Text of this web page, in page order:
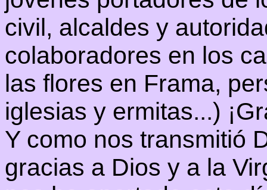
civil, alcaldes y
colaboradores en los
las flores en Frama,
iglesias y ermitas...)
Y como nos transmitió
gracias a Dios y a la